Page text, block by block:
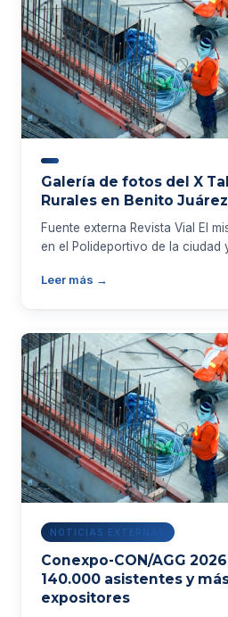
Galería de fotos del X
Rurales en Benito Juárez
Fuente externa Revista Vial El
en el Polideportivo de la
Leer más →
NOTICIAS EXTERNAS
Conexpo-CON/AGG
140.000 asistentes y
expositores